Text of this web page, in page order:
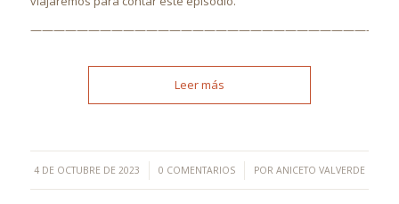
Leer más
4 DE OCTUBRE DE 2023
/ 0 COMENTARIOS
/ POR ANICETO VALVERDE